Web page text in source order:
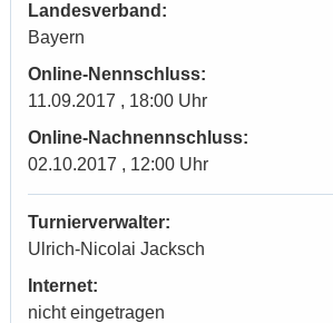
Landesverband:
Bayern
Online-Nennschluss:
11.09.2017 , 18:00 Uhr
Online-Nachnennschluss:
02.10.2017 , 12:00 Uhr
Turnierverwalter:
Ulrich-Nicolai Jacksch
Internet:
nicht eingetragen